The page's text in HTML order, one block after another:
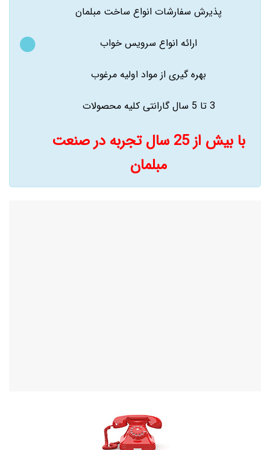
پذیرش سفارشات انواع ساخت مبلمان
ارائه انواع سرویس خواب
بهره گیری از مواد اولیه مرغوب
3 تا 5 سال گارانتی کلیه محصولات
با بیش از 25 سال تجربه در صنعت
مبلمان